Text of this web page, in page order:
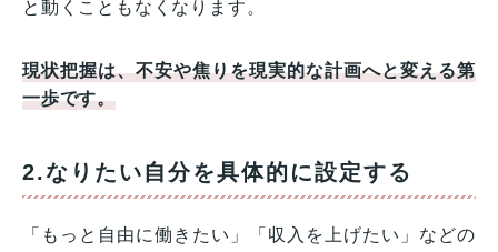
と動くこともなくなります。
現状把握は、不安や焦りを現実的な計画へと変える第
一歩です。
2.なりたい自分を具体的に設定する
「もっと自由に働きたい」「収入を上げたい」などの